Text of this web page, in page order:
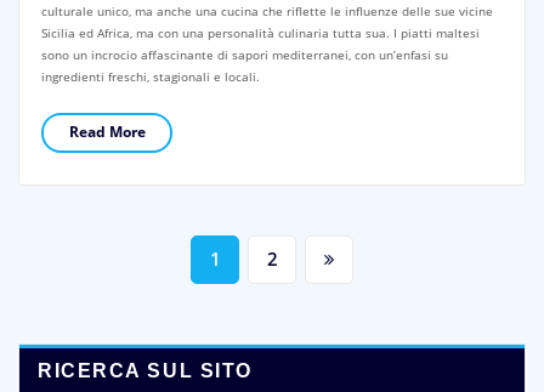
culturale unico, ma anche una cucina che riflette le influenze delle sue vicine
Sicilia ed Africa, ma con una personalità culinaria tutta sua. I piatti maltesi
sono un incrocio affascinante di sapori mediterranei, con un’enfasi su
ingredienti freschi, stagionali e locali.
Read More
Paginazione
articoli
1 2
RICERCA SUL SITO